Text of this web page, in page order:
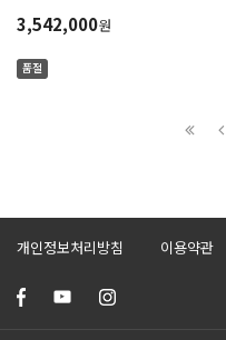
3,542,000원
품절
개인정보처리방침 이용약관